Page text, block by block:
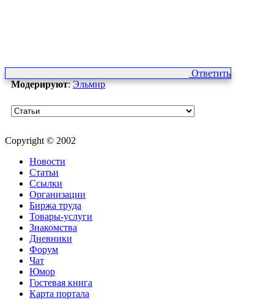
Ответить
Модерируют:Эльмир
Copyright © 2002
Новости
Статьи
Ссылки
Организации
Биржа труда
Товары-услуги
Знакомства
Дневники
Форум
Чат
Юмор
Гостевая книга
Карта портала